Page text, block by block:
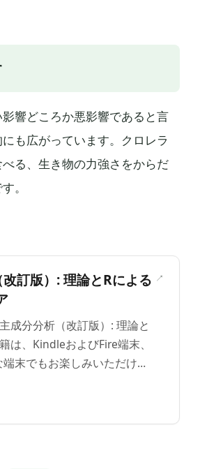
響どころか悪影響であると言
も広がっています。クロレラ
る、生き物の力強さをからだ
。
訂版）: 理論とRによる
分分析（改訂版）: 理論と
は、KindleおよびFire端末、
末でもお楽しみいただけま